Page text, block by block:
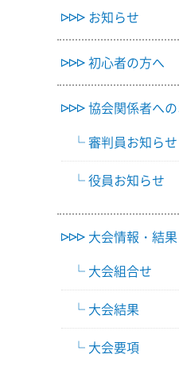
お知らせ
初心者の方へ
協会関係者へ
審判員お知らせ
役員お知らせ
大会情報・結果
大会組合せ
大会結果
大会要項